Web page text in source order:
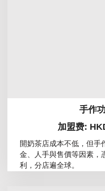
手作
加盟费:
開奶茶店成本不低，但手
金、人手與售價等因素，
利，分店遍全球。